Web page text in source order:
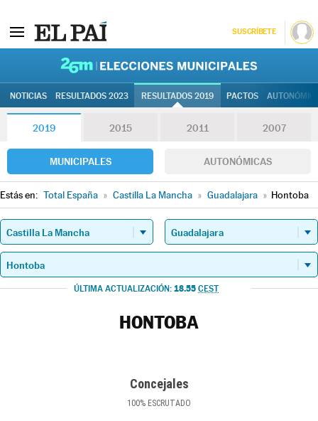
SUSCRÍBETE
NOTICIAS RESULTADOS 2023 RESULTADOS 2019 PACTOS
2019 2015 2011 2007
MUNICIPALES AUTONÓMICAS
Estás en: Total España » Castilla La Mancha » Guadalajara » Hontoba
ÚLTIMA ACTUALIZACIÓN: 18.55 CEST
HONTOBA
Concejales
100% ESCRUTADO